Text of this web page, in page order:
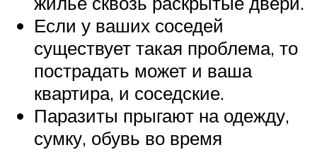
Если у ваших соседей
существует такая проблема, то
пострадать может и ваша
квартира, и соседские.
Паразиты прыгают на одежду,
сумку, обувь во время